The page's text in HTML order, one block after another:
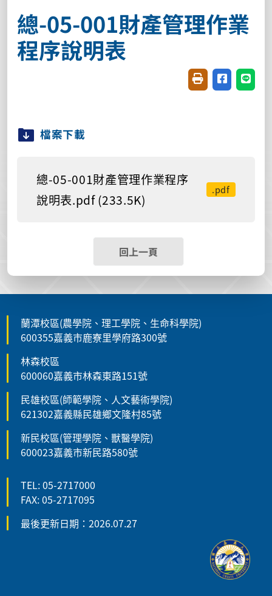
總-05-001財產管理作業
程序說明表
友善列印(開新視
分享至臉書
分享
檔案下載
總-05-001財產管理作業程序
說明表.pdf (233.5K)
.pdf
回上一頁
蘭潭校區(農學院、理工學院、生命科學院)
600355嘉義市鹿寮里學府路300號
林森校區
600060嘉義市林森東路151號
民雄校區(師範學院、人文藝術學院)
621302嘉義縣民雄鄉文隆村85號
新民校區(管理學院、獸醫學院)
600023嘉義市新民路580號
TEL: 05-2717000
FAX: 05-2717095
最後更新日期：2026.07.27